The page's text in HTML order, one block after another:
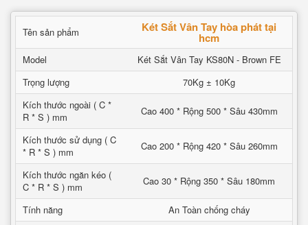
Tên sản phẩm Két Sắt Vân Tay hòa phát tại
hcm
Model
Két Sắt Vân Tay KS80N - Brown FE
Trọng lượng
70Kg ± 10Kg
Kích thước ngoài ( C *
R * S ) mm
Cao 400 * Rộng 500 * Sâu 430mm
Kích thước sử dụng ( C
* R * S ) mm
Cao 200 * Rộng 420 * Sâu 260mm
Kích thước ngăn kéo (
C * R * S ) mm
Cao 30 * Rộng 350 * Sâu 180mm
Tính năng
An Toàn chống cháy